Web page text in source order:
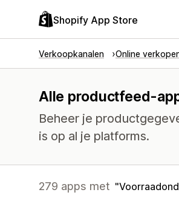
Shopify App Store
Verkoopkanalen Online
Alle productfeed-
Beheer je
is op al je platforms.
279 apps met